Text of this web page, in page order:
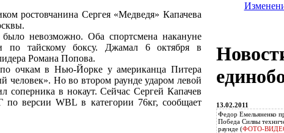
ростовчанина Сергея «Медведя» Капачева
было невозможно. Оба спортсмена накануне
по тайскому боксу. Джамал 6 октября в
Романа Попова.
очкам в Нью-Йорке у американца Питера
Но во втором раунде ударом левой
соперника в нокаут. Сейчас Сергей Капачев
версии WBL в категории 76кг, сообщает
13.02.2011
Федор Емельяненко
Победа Силвы
раунде (ФОТО-